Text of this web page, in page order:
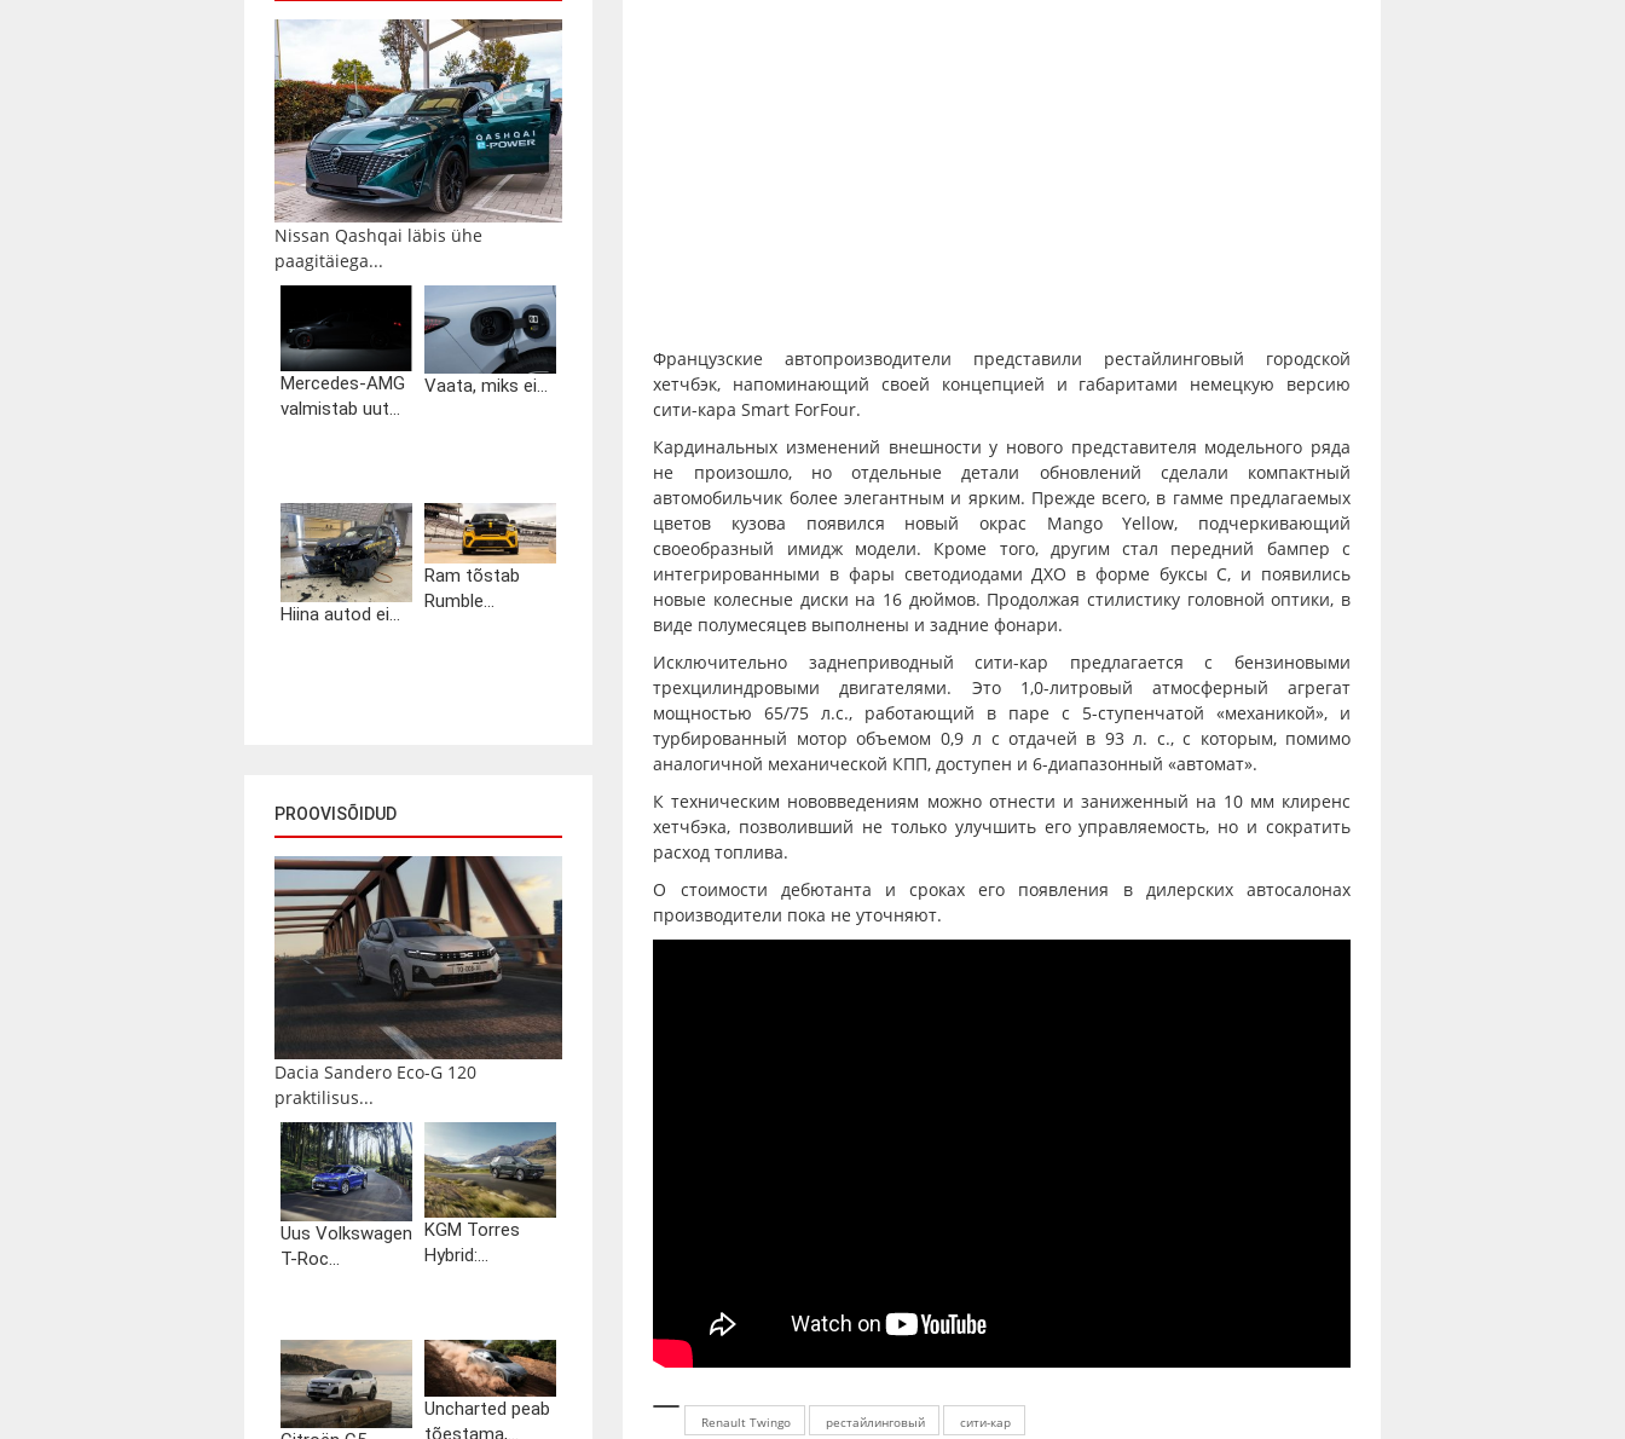
Nissan Qashqai läbis ühe
paagitäiega...
Mercedes-AMG
valmistab uut...
Vaata, miks ei...
Hiina autod ei...
Ram tõstab
Rumble...
PROOVISÕIDUD
Dacia Sandero Eco-G 120
praktilisus...
Uus Volkswagen
T-Roc...
KGM Torres
Hybrid:...
Uncharted peab
tõestama,...
Французские автопроизводители представили рестайлинговый городской
хетчбэк, напоминающий своей концепцией и габаритами немецкую версию
сити-кара Smart ForFour.
Кардинальных изменений внешности у нового представителя модельного ряда
не произошло, но отдельные детали обновлений сделали компактный
автомобильчик более элегантным и ярким. Прежде всего, в гамме предлагаемых
цветов кузова появился новый окрас Mango Yellow, подчеркивающий
своеобразный имидж модели. Кроме того, другим стал передний бампер с
интегрированными в фары светодиодами ДХО в форме буксы С, и появились
новые колесные диски на 16 дюймов. Продолжая стилистику головной оптики, в
виде полумесяцев выполнены и задние фонари.
Исключительно заднеприводный сити-кар предлагается с бензиновыми
трехцилиндровыми двигателями. Это 1,0-литровый атмосферный агрегат
мощностью 65/75 л.с., работающий в паре с 5-ступенчатой «механикой», и
турбированный мотор объемом 0,9 л с отдачей в 93 л. с., с которым, помимо
аналогичной механической КПП, доступен и 6-диапазонный «автомат».
К техническим нововведениям можно отнести и заниженный на 10 мм клиренс
хетчбэка, позволивший не только улучшить его управляемость, но и сократить
расход топлива.
О стоимости дебютанта и сроках его появления в дилерских автосалонах
производители пока не уточняют.
Renault Twingo рестайлинговый сити-кар